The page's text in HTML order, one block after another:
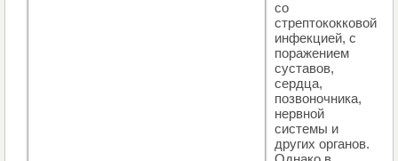
со
стрептококковой
инфекцией, с
поражением
суставов,
сердца,
позвоночника,
нервной
системы и
других органов.